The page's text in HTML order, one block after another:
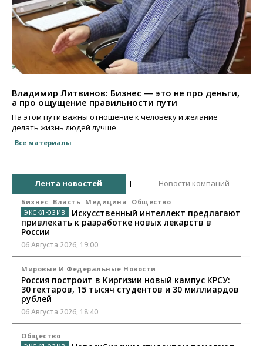
Владимир Литвинов: Бизнес — это не про деньги,
а про ощущение правильности пути
На этом пути важны отношение к человеку и желание
делать жизнь людей лучше
Все материалы
Лента новостей Новости компаний
Бизнес Власть Медицина Общество
Искусственный интеллект предлагают
привлекать к разработке новых лекарств в
России
06 Августа 2026, 19:00
Мировые И Федеральные Новости
Россия построит в Киргизии новый кампус КРСУ:
30 гектаров, 15 тысяч студентов и 30 миллиардов
рублей
06 Августа 2026, 18:40
Общество